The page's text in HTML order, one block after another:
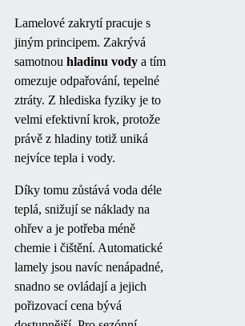
Lamelové zakrytí pracuje s
jiným principem. Zakrývá
samotnou hladinu vody a tím
omezuje odpařování, tepelné
ztráty. Z hlediska fyziky je to
velmi efektivní krok, protože
právě z hladiny totiž uniká
nejvíce tepla i vody.
Díky tomu zůstává voda déle
teplá, snižují se náklady na
ohřev a je potřeba méně
chemie i čištění. Automatické
lamely jsou navíc nenápadné,
snadno se ovládají a jejich
pořizovací cena bývá